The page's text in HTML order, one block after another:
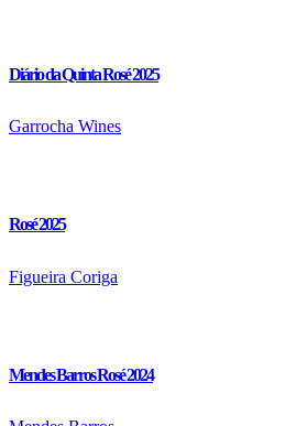
Diário da Quinta Rosé 2025
Garrocha Wines
Rosé 2025
Figueira Coriga
Mendes Barros Rosé 2024